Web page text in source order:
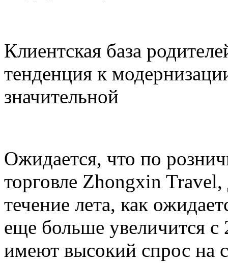
Клиентская база
тенденция к
значительной
Ожидается, что по
торговле Zhongxin
течение лета, как
еще больше увеличится
имеют высокий спрос на